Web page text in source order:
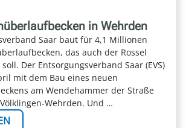
in Wehrden
Saar baut für 4,1 Millionen
das auch der Rossel
Der Entsorgungsverband Saar (EVS)
mit dem Bau eines neuen
am Wendehammer der Straße
Wehrden. Und …